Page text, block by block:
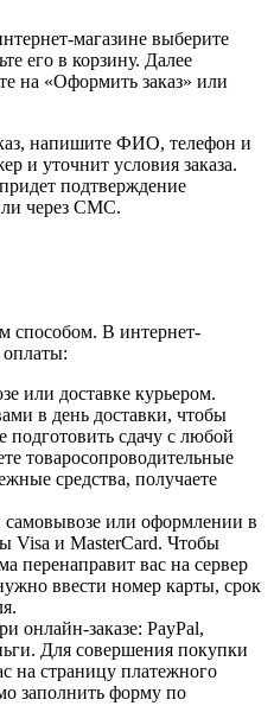
магазине выберите
его в корзину. Далее
на «Оформить заказ» или
напишите ФИО, телефон и
и уточнит условия заказа.
подтверждение
через СМС.
способом. В интернет-
оплаты:
или доставке курьером.
в день доставки, чтобы
подготовить сдачу с любой
товаросопроводительные
средства, получаете
самовывозе или оформлении в
Visa и MasterCard. Чтобы
перенаправит вас на сервер
ввести номер карты, срок
онлайн-заказе: PayPal,
Для совершения покупки
на страницу платежного
заполнить форму по